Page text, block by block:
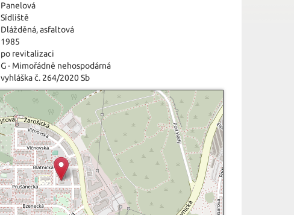
Panelová
Sídliště
Dlážděná,asfaltová
1985
po revitalizaci
G - Mimořádně nehospodárná
vyhláška č. 264/2020 Sb